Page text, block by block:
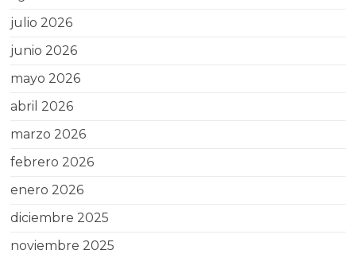
julio 2026
junio 2026
mayo 2026
abril 2026
marzo 2026
febrero 2026
enero 2026
diciembre 2025
noviembre 2025